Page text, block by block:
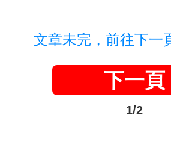
文章未完，前往下一
下一頁
1/2